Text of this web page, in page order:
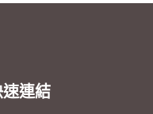
速連結